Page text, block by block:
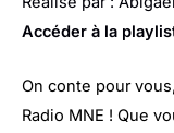
Accéder à la
On conte pour
Radio MNE ! Que